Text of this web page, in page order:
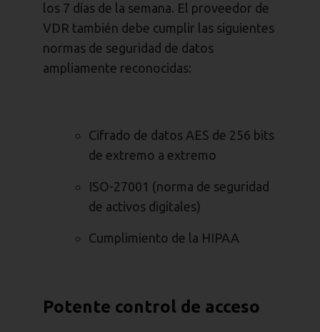
los 7 días de la semana. El proveedor de
VDR también debe cumplir las siguientes
normas de seguridad de datos
ampliamente reconocidas:
Cifrado de datos AES de 256 bits
de extremo a extremo
ISO-27001 (norma de seguridad
de activos digitales)
Cumplimiento de la HIPAA
Potente control de acceso